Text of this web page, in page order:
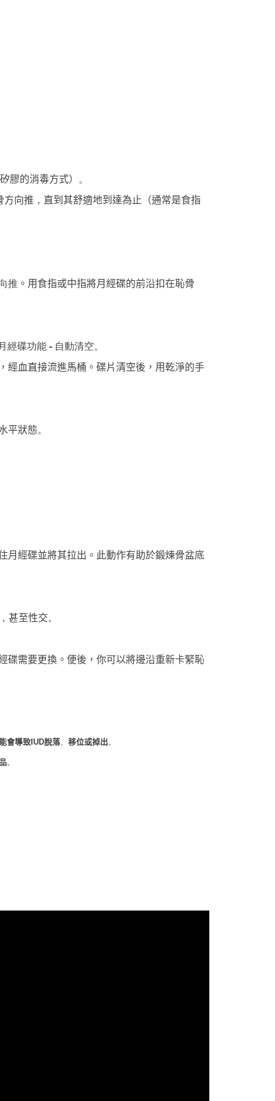
膠的消毒方式）
。
方向推 ， 直到其舒適地到達為止（通常是食指
推 。用食指或中指將月經碟的前沿扣在恥骨
經碟功能 - 自動清空。
經血直接流進馬桶。碟片清空後，用乾淨的手
平狀態。
月經碟並將其拉出。此動作有助於鍛煉骨盆底
， 甚至性交。
碟需要更換。便後，你可以將邊沿重新卡緊恥
會導致 IUD脫落、 移位或掉出。
。